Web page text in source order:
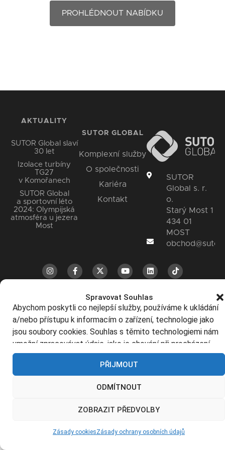
Spravovat Souhlas
Abychom poskytli co nejlepší služby, používáme k ukládání
a/nebo přístupu k informacím o zařízení, technologie jako
jsou soubory cookies. Souhlas s těmito technologiemi nám
umožní zpracovávat údaje, jako je chování při procházení
nebo jedinečná ID na tomto webu. Nesouhlas nebo odvolání
souhlasu může nepříznivě ovlivnit určité vlastnosti a funkce.
PŘIJMOUT
ODMÍTNOUT
ZOBRAZIT PŘEDVOLBY
Zásady cookiesZásady ochrany osobních údajů
PROHLÉDNOUT NABÍDKU
SUTOR
Global s. r.
o.
Starý Most 1
434 01
MOST
AKTUALITY
SUTOR Global slaví
30 let
Izolace turbíny
TG27
v Komořanech
SUTOR Global
a sportovní léto
2024: Olympijská
atmosféra u jezera
Most
SUTOR GLOBAL
Komplexní služby
O společnosti
Kariéra
Kontakt
osobních údajů souborů cookies